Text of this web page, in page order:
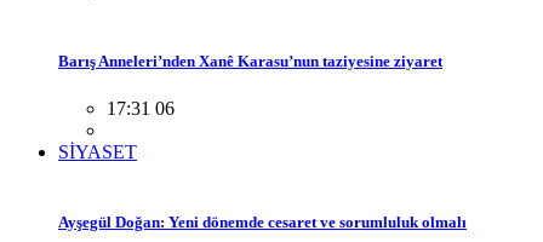
Barış Anneleri’nden Xanê Karasu’nun taziyesine ziyaret
17:31 06
SİYASET
Ayşegül Doğan: Yeni dönemde cesaret ve sorumluluk olmalı